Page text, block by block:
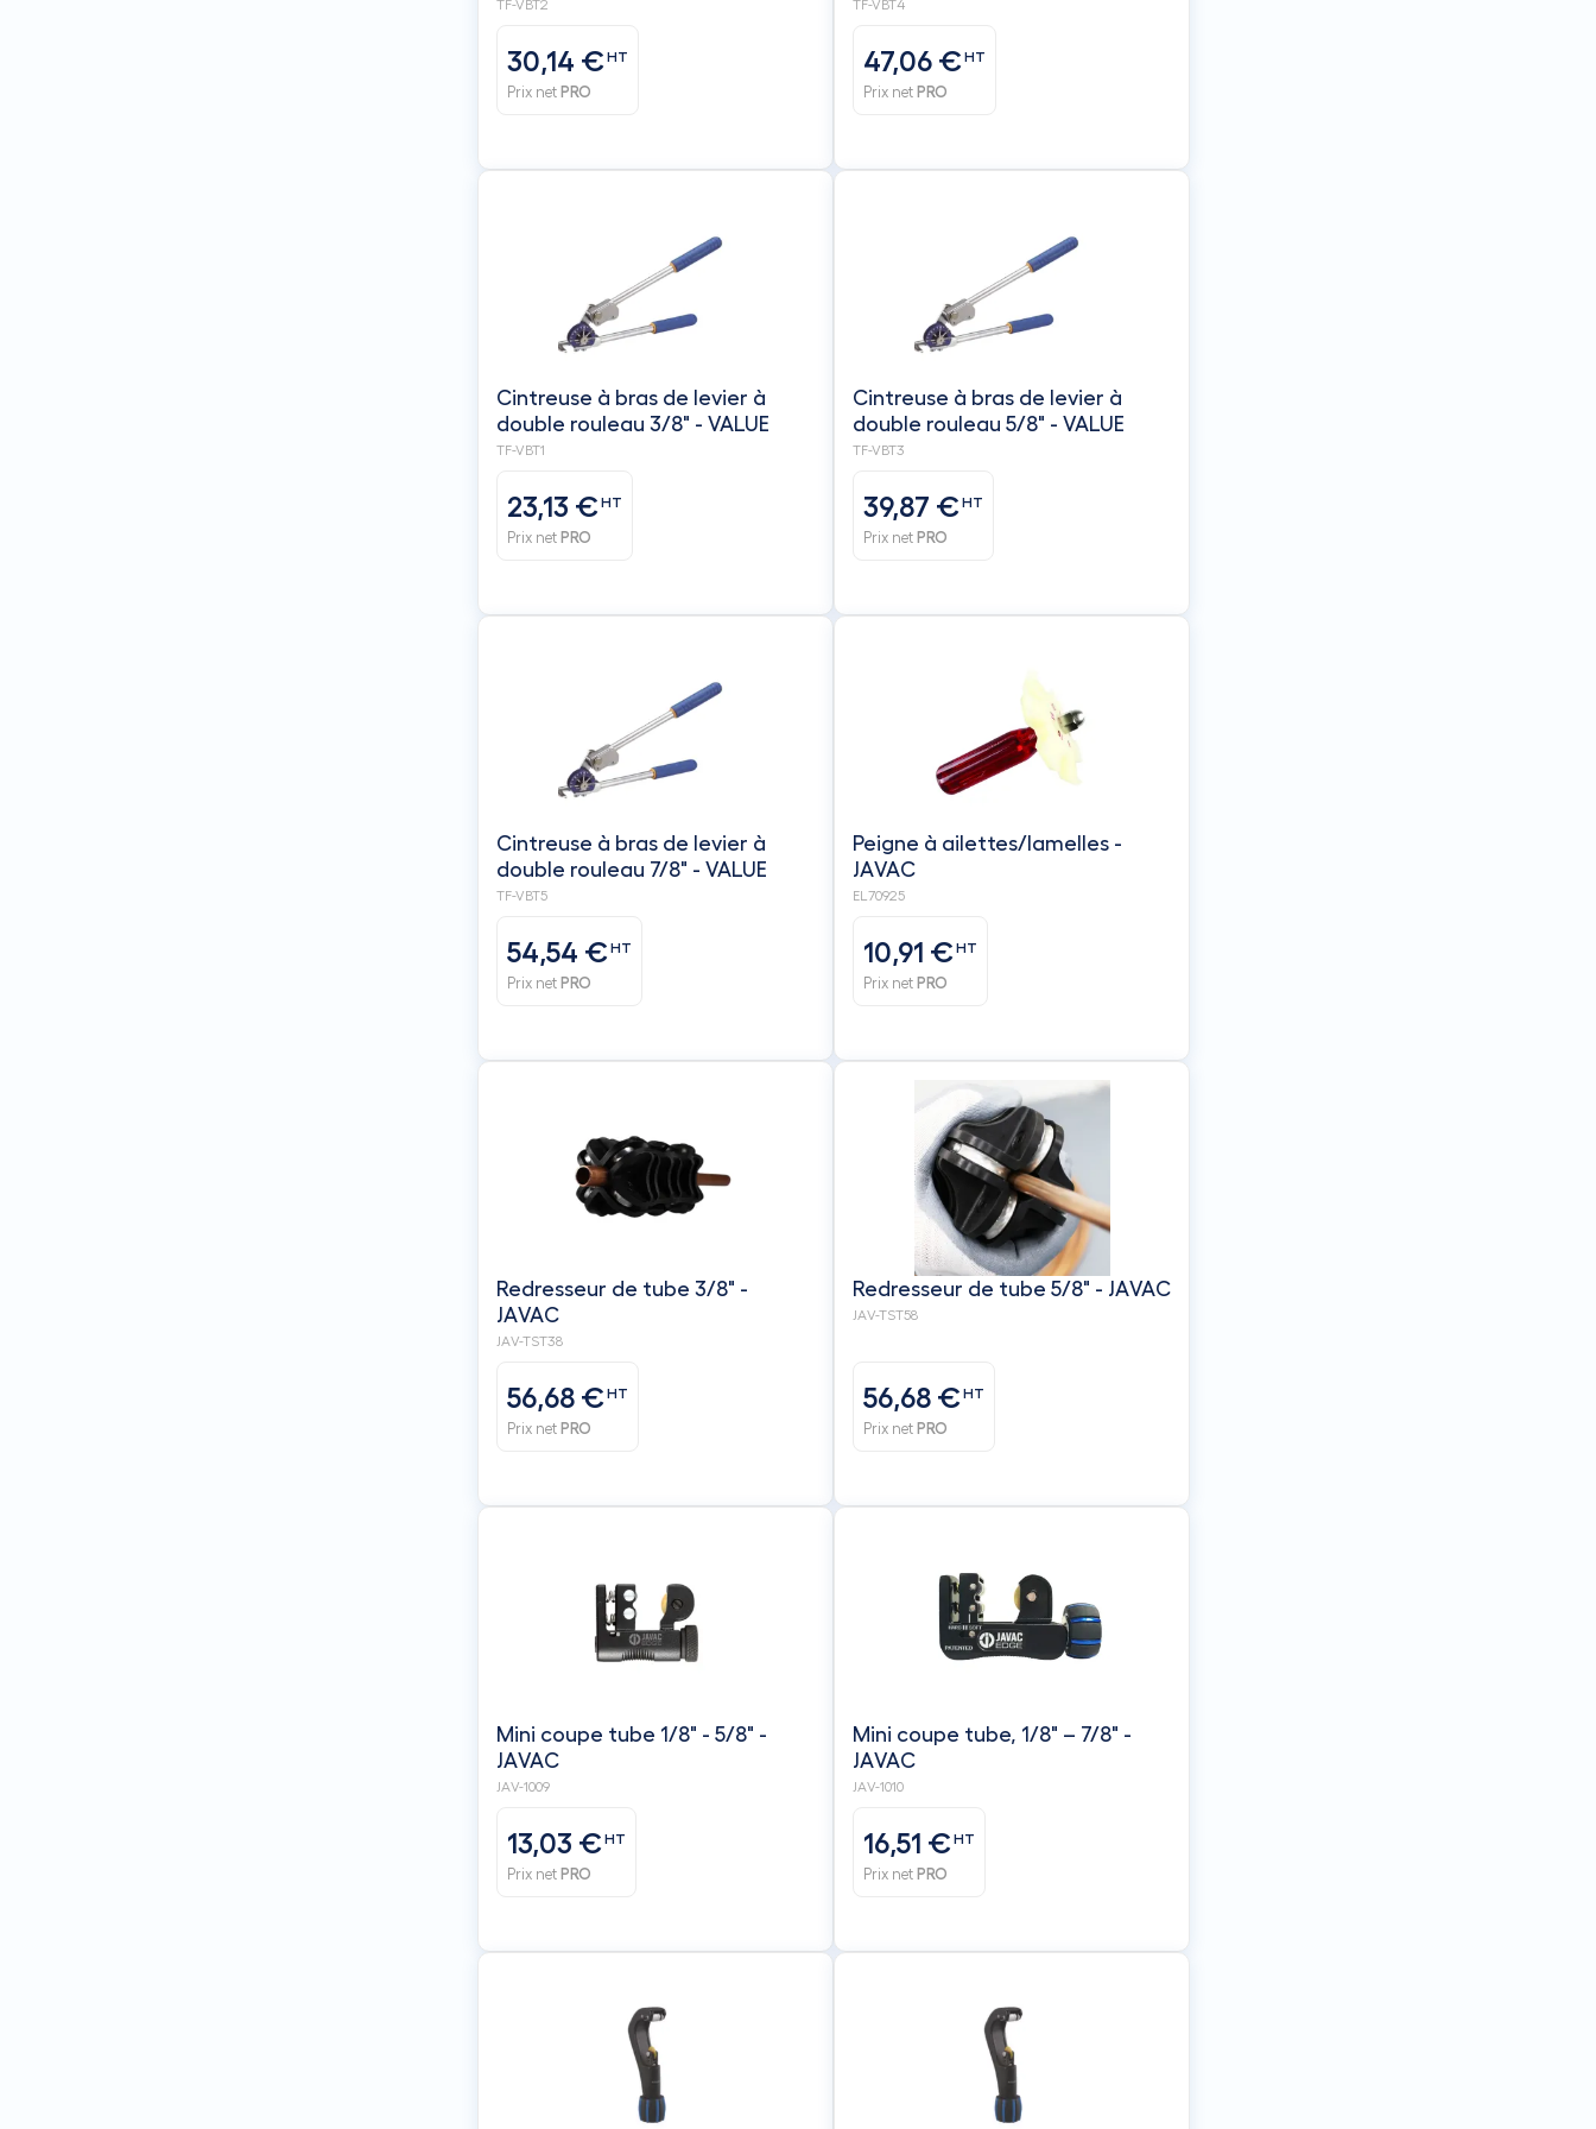
TF-VBT2
30,14 €HT
Prix net PRO
TF-VBT4
47,06 €HT
Prix net PRO
Cintreuse à bras de levier à
double rouleau 3/8" - VALUE
TF-VBT1
23,13 €HT
Prix net PRO
Cintreuse à bras de levier à
double rouleau 5/8" - VALUE
TF-VBT3
39,87 €HT
Prix net PRO
Cintreuse à bras de levier à
double rouleau 7/8" - VALUE
TF-VBT5
54,54 €HT
Prix net PRO
Peigne à ailettes/lamelles -
JAVAC
EL70925
10,91 €HT
Prix net PRO
Redresseur de tube 3/8" -
JAVAC
JAV-TST38
56,68 €HT
Prix net PRO
Redresseur de tube 5/8" - JAVAC
JAV-TST58
56,68 €HT
Prix net PRO
Mini coupe tube 1/8" - 5/8" -
JAVAC
JAV-1009
13,03 €HT
Prix net PRO
Mini coupe tube, 1/8" – 7/8" -
JAVAC
JAV-1010
16,51 €HT
Prix net PRO